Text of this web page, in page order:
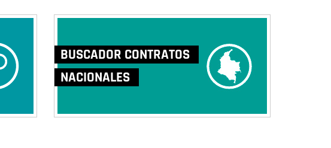
BUSCADOR CONTRATOS
NACIONALES